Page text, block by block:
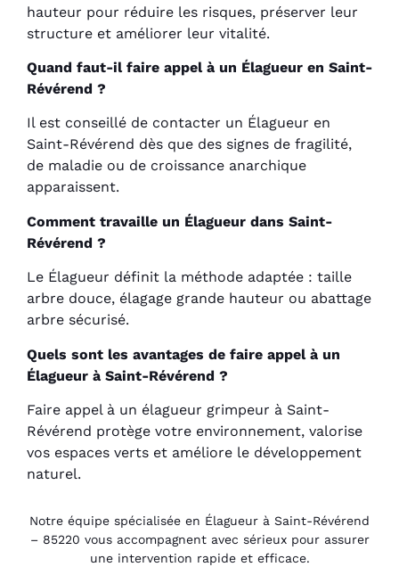
hauteur pour réduire les risques, préserver leur
structure et améliorer leur vitalité.
Quand faut-il faire appel à un Élagueur en Saint-
Révérend ?
Il est conseillé de contacter un Élagueur en
Saint-Révérend dès que des signes de fragilité,
de maladie ou de croissance anarchique
apparaissent.
Comment travaille un Élagueur dans Saint-
Révérend ?
Le Élagueur définit la méthode adaptée : taille
arbre douce, élagage grande hauteur ou abattage
arbre sécurisé.
Quels sont les avantages de faire appel à un
Élagueur à Saint-Révérend ?
Faire appel à un élagueur grimpeur à Saint-
Révérend protège votre environnement, valorise
vos espaces verts et améliore le développement
naturel.
Notre équipe spécialisée en Élagueur à Saint-Révérend
– 85220 vous accompagnent avec sérieux pour assurer
une intervention rapide et efficace.